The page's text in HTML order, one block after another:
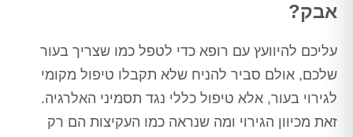
אבק?
עליכם להיוועץ עם רופא כדי לטפל כמו שצריך בעור
שלכם, אולם סביר להניח שלא תקבלו טיפול מקומי
לגירוי בעור, אלא טיפול כללי נגד תסמיני האלרגיה.
זאת מכיוון הגירוי ומה שנראה כמו העקיצות הם רק